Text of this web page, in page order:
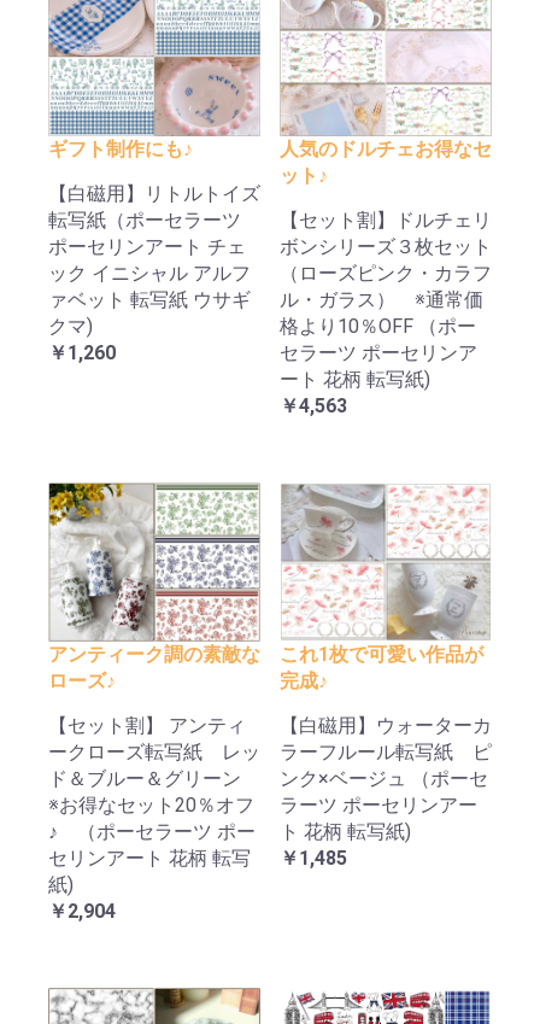
ギフト制作にも♪
【白磁用】リトルトイズ
転写紙（ポーセラーツ
ポーセリンアート チェ
ック イニシャル アルフ
ァベット 転写紙 ウサギ
クマ)
￥1,260
人気のドルチェお得なセ
ット♪
【セット割】ドルチェリ
ボンシリーズ３枚セット
（ローズピンク・カラフ
ル・ガラス） ※通常価
格より10％OFF （ポー
セラーツ ポーセリンア
ート 花柄 転写紙)
￥4,563
アンティーク調の素敵な
ローズ♪
【セット割】 アンティ
ークローズ転写紙 レッ
ド＆ブルー＆グリーン
※お得なセット20％オフ
♪ （ポーセラーツ ポー
セリンアート 花柄 転写
紙)
￥2,904
これ1枚で可愛い作品が
完成♪
【白磁用】ウォーターカ
ラーフルール転写紙 ピ
ンク×ベージュ （ポーセ
ラーツ ポーセリンアー
ト 花柄 転写紙)
￥1,485